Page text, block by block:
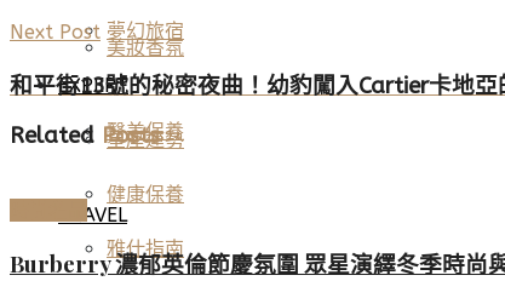
美妝香氛
醫美保養
TRAVEL
夢幻旅宿
EXPERT
星座運勢
健康保養
雅仕指南
Next Post
和平街13號的秘密夜曲！幼豹闖入Cartier卡地亞
Related Posts
Burberry 濃郁英倫節慶氛圍 眾星演繹冬季時尚